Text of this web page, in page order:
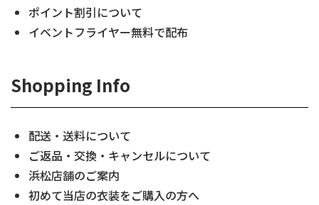
ポイント割引について
イベントフライヤー無料で配布
Shopping Info
配送・送料について
ご返品・交換・キャンセルについて
浜松店舗のご案内
初めて当店の衣装をご購入の方へ